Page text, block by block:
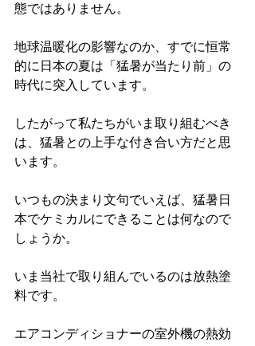
態ではありません。
地球温暖化の影響なのか、すでに恒常
的に日本の夏は「猛暑が当たり前」の
時代に突入しています。
したがって私たちがいま取り組むべき
は、猛暑との上手な付き合い方だと思
います。
いつもの決まり文句でいえば、猛暑日
本でケミカルにできることは何なので
しょうか。
いま当社で取り組んでいるのは放熱塗
料です。
エアコンディショナーの室外機の熱効